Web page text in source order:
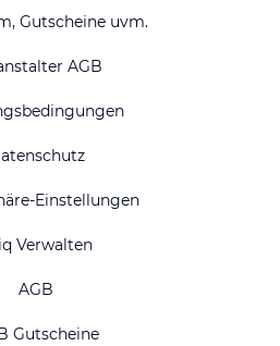
Gutscheine uvm.
AGB
Einstellungen
Verwalten
AGB
Gutscheine